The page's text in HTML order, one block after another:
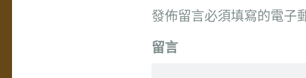
發佈留言必須填寫的電子
留言